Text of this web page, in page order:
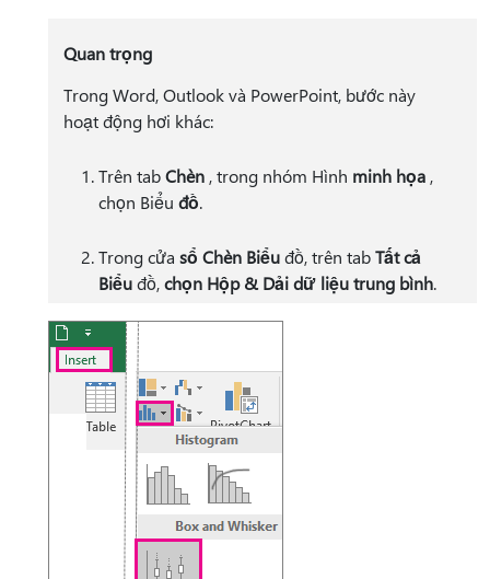
Quan trọng
Trong Word, Outlook và PowerPoint, bước này
hoạt động hơi khác:
Trên tabChèn, trong nhóm Hình minh họa,
chọn Biểu đồ.
Trong cửa sổ Chèn Biểuđồ, trên tabTất cả
Biểuđồ,chọn Hộp & Dải dữ liệu trung bình.